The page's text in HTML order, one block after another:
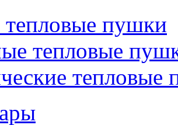
тепловые пушки
тепловые
тепловые